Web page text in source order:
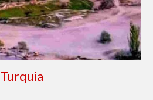
Turquia